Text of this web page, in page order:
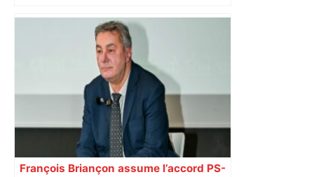
"C’est l’une des plus fortes
fréquentations du circuit" : Toulouse
est-elle la capitale du poker amateur –
François Briançon assume l’accord PS-